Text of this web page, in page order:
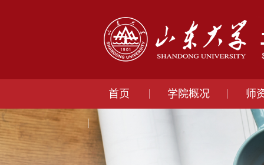
首页 学院概况 师